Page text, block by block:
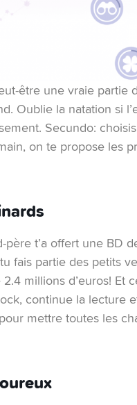
être une vraie partie
Oublie la natation si
Secundo:
on te propose les
père t’a offert une BD
fais partie des petits
millions d’euros! Et
continue la lecture
mettre toutes les